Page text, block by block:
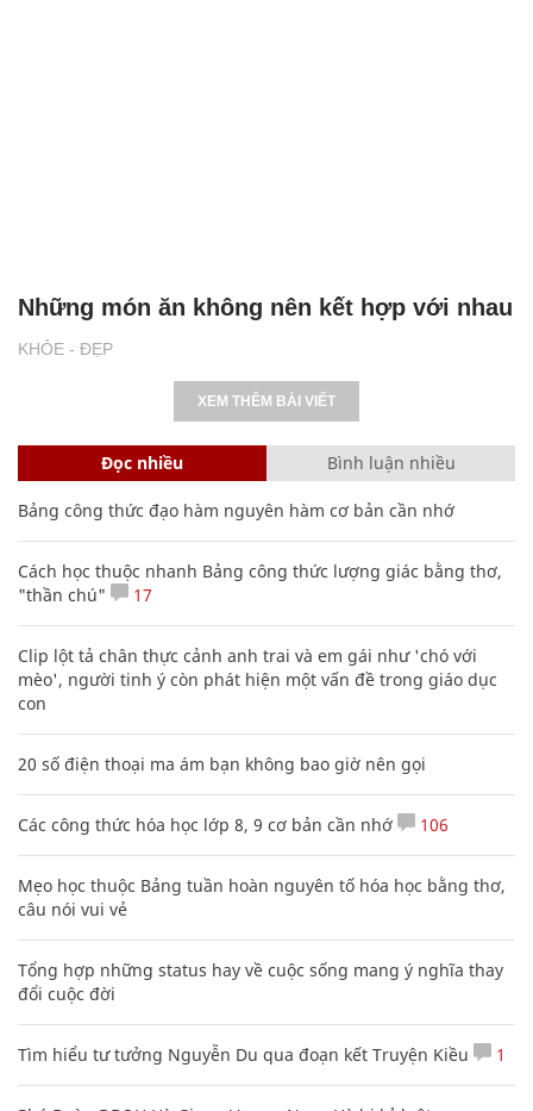
KHỎE - ĐẸP
Những món ăn không nên kết hợp với nhau
XEM THÊM BÀI VIẾT
Đọc nhiều Bình luận nhiều
Bảng công thức đạo hàm nguyên hàm cơ bản cần nhớ
Cách học thuộc nhanh Bảng công thức lượng giác bằng thơ,
"thần chú"
17
Clip lột tả chân thực cảnh anh trai và em gái như 'chó với
mèo', người tinh ý còn phát hiện một vấn đề trong giáo dục
con
20 số điện thoại ma ám bạn không bao giờ nên gọi
Các công thức hóa học lớp 8, 9 cơ bản cần nhớ 106
Mẹo học thuộc Bảng tuần hoàn nguyên tố hóa học bằng thơ,
câu nói vui vẻ
Tổng hợp những status hay về cuộc sống mang ý nghĩa thay
đổi cuộc đời
Tìm hiểu tư tưởng Nguyễn Du qua đoạn kết Truyện Kiều 1